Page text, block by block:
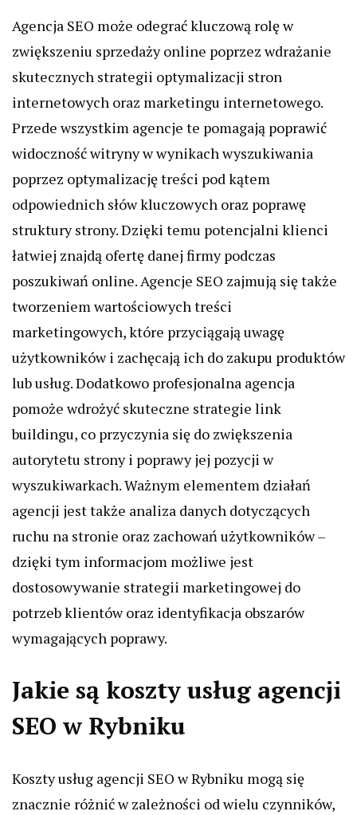
Agencja SEO może odegrać kluczową rolę w
zwiększeniu sprzedaży online poprzez wdrażanie
skutecznych strategii optymalizacji stron
internetowych oraz marketingu internetowego.
Przede wszystkim agencje te pomagają poprawić
widoczność witryny w wynikach wyszukiwania
poprzez optymalizację treści pod kątem
odpowiednich słów kluczowych oraz poprawę
struktury strony. Dzięki temu potencjalni klienci
łatwiej znajdą ofertę danej firmy podczas
poszukiwań online. Agencje SEO zajmują się także
tworzeniem wartościowych treści
marketingowych, które przyciągają uwagę
użytkowników i zachęcają ich do zakupu produktów
lub usług. Dodatkowo profesjonalna agencja
pomoże wdrożyć skuteczne strategie link
buildingu, co przyczynia się do zwiększenia
autorytetu strony i poprawy jej pozycji w
wyszukiwarkach. Ważnym elementem działań
agencji jest także analiza danych dotyczących
ruchu na stronie oraz zachowań użytkowników –
dzięki tym informacjom możliwe jest
dostosowywanie strategii marketingowej do
potrzeb klientów oraz identyfikacja obszarów
wymagających poprawy.
Jakie są koszty usług agencji
SEO w Rybniku
Koszty usług agencji SEO w Rybniku mogą się
znacznie różnić w zależności od wielu czynników,